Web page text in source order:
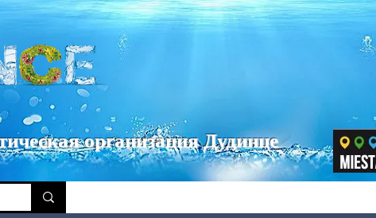
kultúrne leto
организация Дудинце